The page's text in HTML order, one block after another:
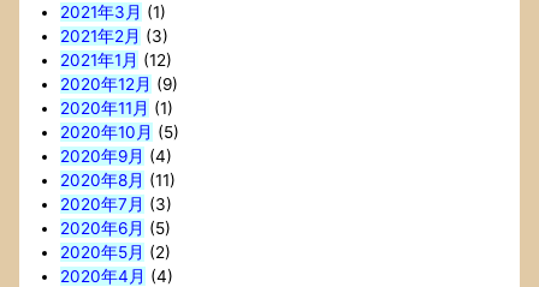
2021年3月 (1)
2021年2月 (3)
2021年1月 (12)
2020年12月 (9)
2020年11月 (1)
2020年10月 (5)
2020年9月 (4)
2020年8月 (11)
2020年7月 (3)
2020年6月 (5)
2020年5月 (2)
2020年4月 (4)